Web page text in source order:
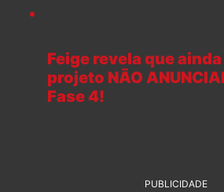
Feige revela que ainda
projeto NÃO
Fase 4!
PUBLICIDADE